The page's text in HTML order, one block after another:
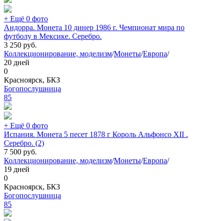
+ Ещё 0 фото
Андорра. Монета 10 динер 1986 г. Чемпионат мира по
футболу в Мексике. Серебро.
3 250 руб.
Коллекционирование, моделизм/Монеты/Европа/
20 дней
0
Красноярск, БКЗ
Богопослушница
85
+ Ещё 0 фото
Испания. Монета 5 песет 1878 г Король Альфонсо XII .
Серебро. (2)
7 500 руб.
Коллекционирование, моделизм/Монеты/Европа/
19 дней
0
Красноярск, БКЗ
Богопослушница
85